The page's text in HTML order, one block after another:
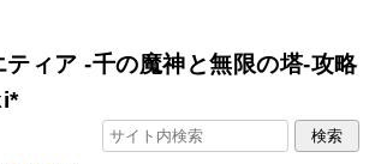
ティア -千の魔神と無限の塔-攻略